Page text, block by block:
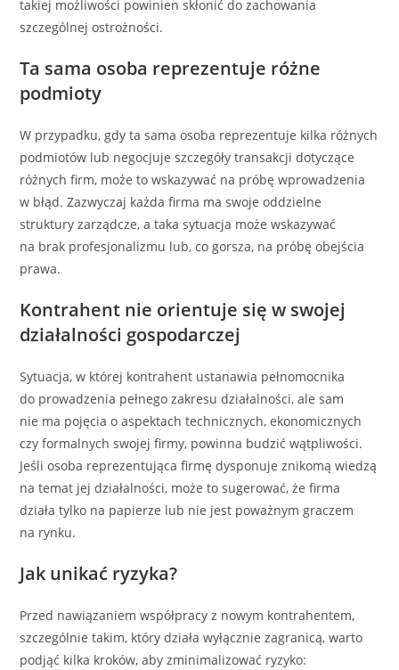
takiej możliwości powinien skłonić do zachowania
szczególnej ostrożności.
Ta sama osoba reprezentuje różne
podmioty
W przypadku, gdy ta sama osoba reprezentuje kilka różnych
podmiotów lub negocjuje szczegóły transakcji dotyczące
różnych firm, może to wskazywać na próbę wprowadzenia
w błąd. Zazwyczaj każda firma ma swoje oddzielne
struktury zarządcze, a taka sytuacja może wskazywać
na brak profesjonalizmu lub, co gorsza, na próbę obejścia
prawa.
Kontrahent nie orientuje się w swojej
działalności gospodarczej
Sytuacja, w której kontrahent ustanawia pełnomocnika
do prowadzenia pełnego zakresu działalności, ale sam
nie ma pojęcia o aspektach technicznych, ekonomicznych
czy formalnych swojej firmy, powinna budzić wątpliwości.
Jeśli osoba reprezentująca firmę dysponuje znikomą wiedzą
na temat jej działalności, może to sugerować, że firma
działa tylko na papierze lub nie jest poważnym graczem
na rynku.
Jak unikać ryzyka?
Przed nawiązaniem współpracy z nowym kontrahentem,
szczególnie takim, który działa wyłącznie zagranicą, warto
podjąć kilka kroków, aby zminimalizować ryzyko: